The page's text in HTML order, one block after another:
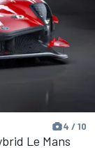
4 / 10
Le Mans